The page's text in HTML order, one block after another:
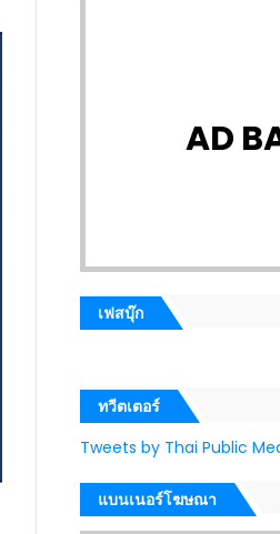
AD
เฟสบุ๊ก
ทวีตเตอร์
Tweets by Thai Public
แบนเนอร์โฆษณา